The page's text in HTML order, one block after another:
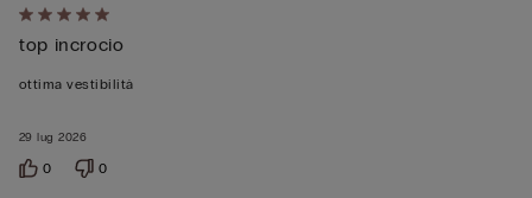
Valutato
5
su
29 lug 2026
top incrocio
ottima vestibilità
0 0